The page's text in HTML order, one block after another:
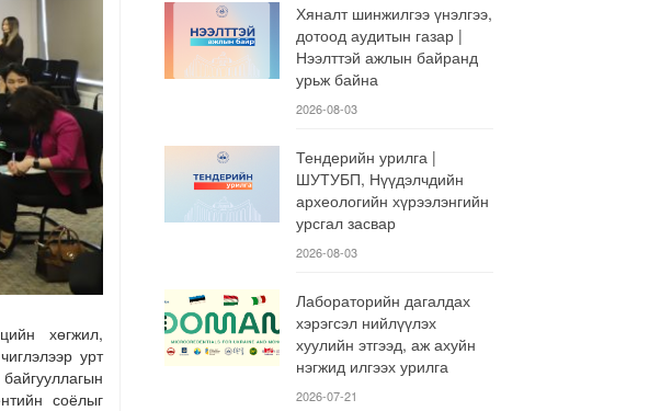
хөгжил,
урт
соёлыг
Хяналт шинжилгээ үнэлгээ,
дотоод аудитын газар |
Нээлттэй ажлын байранд
урьж байна
2026-08-03
Тендерийн урилга |
ШУТУБП, Нүүдэлчдийн
археологийн хүрээлэнгийн
урсгал засвар
2026-08-03
Лабораторийн дагалдах
хэрэгсэл нийлүүлэх
хуулийн этгээд, аж ахуйн
нэгжид илгээх урилга
2026-07-21